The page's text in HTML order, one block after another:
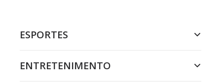
ESPORTES
ENTRETENIMENTO